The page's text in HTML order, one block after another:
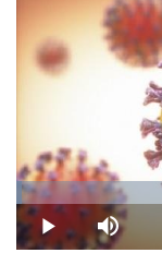
Play Mute
Loaded :
1.22%